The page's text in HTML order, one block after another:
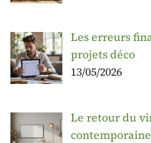
Les erreurs
projets déco
13/05/2026
Le retour du
contemporaine